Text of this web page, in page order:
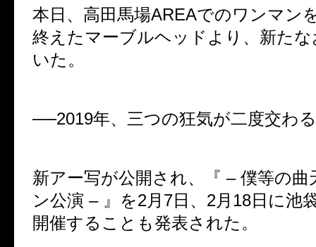
本日、高田馬場AREAでのワンマン
終えたマーブルヘッドより、新た
いた。
──2019年、三つの狂気が二度交わ
新アー写が公開され、『 – 僕等の曲
ン公演 – 』を2月7日、2月18日に池
開催することも発表された。